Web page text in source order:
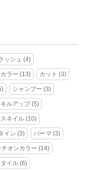
ッシュ (4)
ラー (13) カット (3)
シャンプー (3)
キルアップ(5)
ネイル (10)
イン (3) パーマ (3)
チオンカラー (14)
イル (6)